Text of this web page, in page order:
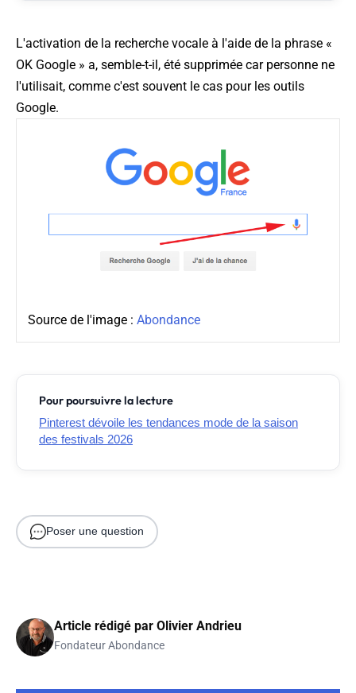
L'activation de la recherche vocale à l'aide de la phrase «
OK Google » a, semble-t-il, été supprimée car personne ne
l'utilisait, comme c'est souvent le cas pour les outils
Google.
Source de l'image : Abondance
Pour poursuivre la lecture
Pinterest dévoile les tendances mode de la saison
des festivals 2026
Poser une question
Article rédigé par Olivier Andrieu
Fondateur Abondance